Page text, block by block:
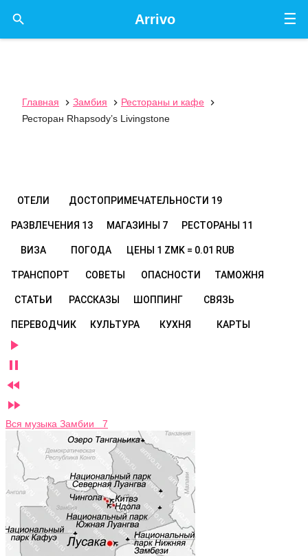
☰
Arrivo

Главная  Замбия  Рестораны и кафе

Ресторан Rhapsody’s Livingstone
ОТЕЛИ ДОСТОПРИМЕЧАТЕЛЬНОСТИ 19
РАЗВЛЕЧЕНИЯ 13 МАГАЗИНЫ 7 РЕСТОРАНЫ 11
ВИЗА ПОГОДА ЦЕНЫ 1 ZMK = 0.01 RUB
ТРАНСПОРТ СОВЕТЫ ОПАСНОСТИ ТАМОЖНЯ
СТАТЬИ РАССКАЗЫ ШОППИНГ СВЯЗЬ
ПЕРЕВОДЧИК КУЛЬТУРА КУХНЯ КАРТЫ




Вся музыка Замбии 7